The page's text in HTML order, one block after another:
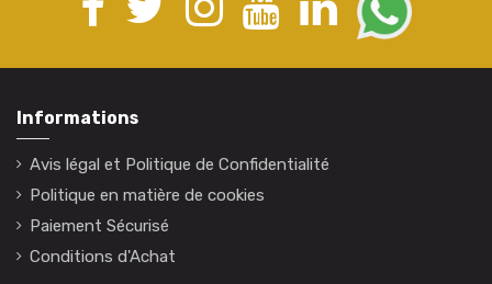
Informations
Avis légal et Politique de Confidentialité
Politique en matière de cookies
Paiement Sécurisé
Conditions d'Achat